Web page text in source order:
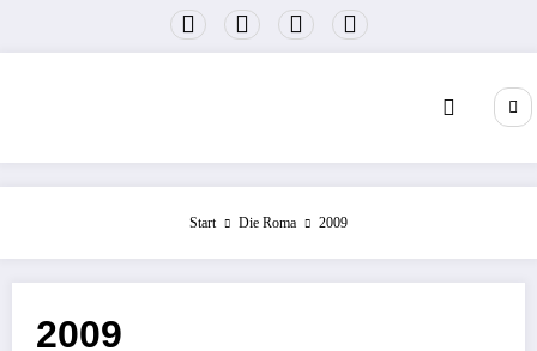
springen
Start Die Roma 2009
2009